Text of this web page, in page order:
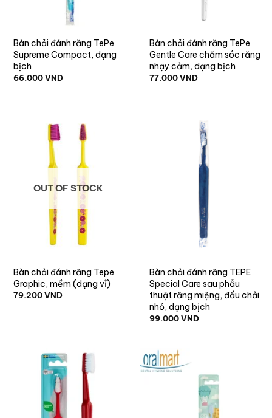
Bàn chải đánh răng TePe
Supreme Compact, dạng
bịch
66.000VND
Bàn chải đánh răng TePe
Gentle Care chăm sóc răng
nhạy cảm, dạng bịch
77.000VND
OUT OF STOCK
Bàn chải đánh răng Tepe
Graphic, mềm (dạng vỉ)
79.200VND
Bàn chải đánh răng TEPE
Special Care sau phẫu
thuật răng miệng, đầu chải
nhỏ, dạng bịch
99.000VND